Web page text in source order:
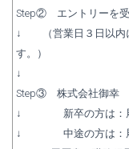
Step② エントリーを
↓ （営業日３日以内に
す。）
↓
Step③ 株式会社御幸
↓ 新卒の方は：
↓ 中途の方は：履